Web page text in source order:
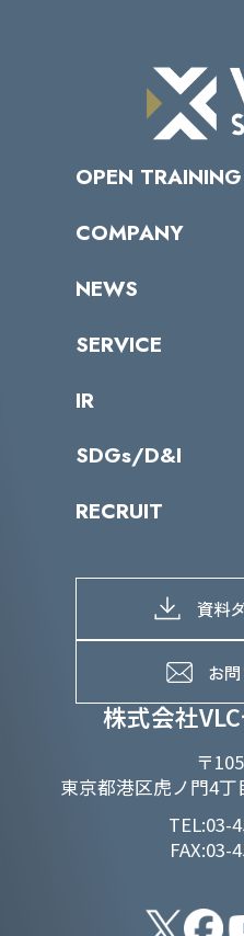
株式会社
〒
東京都港区虎ノ門4
TEL:03-
FAX:03-
OPEN TRAINING
受講者の声
COMPANY
トップメッセージ
ミッション／ビジ
パートナー企業一覧
NEWS
サイバーニュース
SERVICE
カテゴリー別サー
IR
IRカレンダー
IRライブラリー
よくあるご質問
SDGs/D&I
当グループのマテ
SDGs推進体制
D&Iの取り組み
RECRUIT
募集職種一覧
メッセージ
メンバーインタビ
資料
お